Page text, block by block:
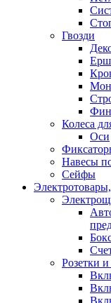
Гвозди
Колеса
Оси
Навесы
Сейфы
Розетки